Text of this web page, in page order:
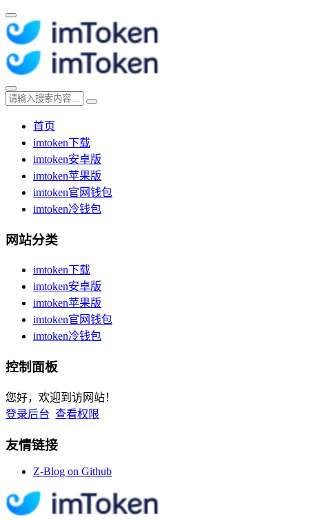
首页
imtoken下载
imtoken安卓版
imtoken苹果版
imtoken官网钱包
imtoken冷钱包
网站分类
imtoken下载
imtoken安卓版
imtoken苹果版
imtoken官网钱包
imtoken冷钱包
控制面板
您好，欢迎到访网站！
登录后台 查看权限
友情链接
Z-Blog on Github